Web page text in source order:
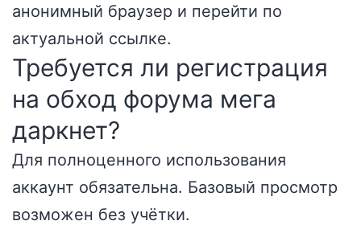
анонимный браузер и перейти по
актуальной ссылке.
Требуется ли регистрация
на обход форума мега
даркнет?
Для полноценного использования
аккаунт обязательна. Базовый просмотр
возможен без учётки.